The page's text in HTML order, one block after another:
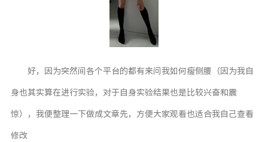
好，因为突然间各个平台的都有来问我如何瘦侧腰（因为我自
身也其实算在进行实验，对于自身实验结果也是比较兴奋和震
惊），我便整理一下做成文章先，方便大家观看也适合我自己查看
修改